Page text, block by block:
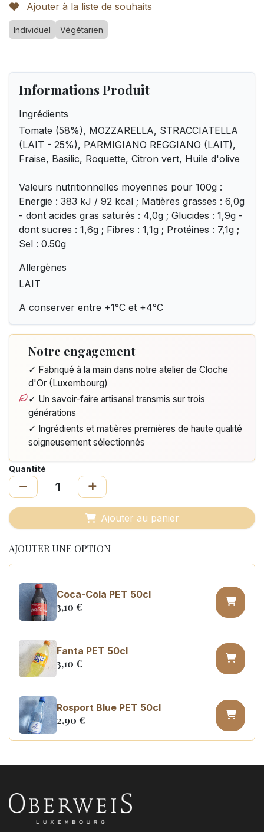
Ajouter à la liste de souhaits
Individuel Végétarien
Informations Produit
Ingrédients
Tomate (58%), MOZZARELLA, STRACCIATELLA
(LAIT - 25%), PARMIGIANO REGGIANO (LAIT),
Fraise, Basilic, Roquette, Citron vert, Huile d'olive
Valeurs nutritionnelles moyennes pour 100g :
Energie : 383 kJ / 92 kcal ; Matières grasses : 6,0g
- dont acides gras saturés : 4,0g ; Glucides : 1,9g -
dont sucres : 1,6g ; Fibres : 1,1g ; Protéines : 7,1g ;
Sel : 0.50g
Allergènes
LAIT
A conserver entre +1°C et +4°C
Notre engagement
✓ Fabriqué à la main dans notre atelier de Cloche
d'Or (Luxembourg)
✓ Un savoir-faire artisanal transmis sur trois
générations
✓ Ingrédients et matières premières de haute qualité
soigneusement sélectionnés
Quantité
Ajouter au panier
AJOUTER UNE OPTION
Coca-Cola PET 50cl
3,10 €
Fanta PET 50cl
3,10 €
Rosport Blue PET 50cl
2,90 €